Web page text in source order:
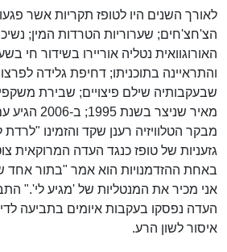
לאורך השנים היו לטופז תקריות אשר
הצ'חצ'חים; שערוריות הטרדות המין;
האורוגוואית נטליה אוריירו בשידור
והתראיינה בתוכניתו; דחיפת גלידה
שבעקבותיה שילם פיצויים; שבירת
מאיר שניצר
מבקר הטלוויזיה רענן שקד והזמינו
גזעניות של טופז כנגד העדה המרוקאית
באחת ההזדמנויות הוא אמר "בתור אחד
אני מכיר את המנטליות של 'מגיע לי'."
העדה נפסקו בעקבות איומים בתביעה
איסור לשון הרע.